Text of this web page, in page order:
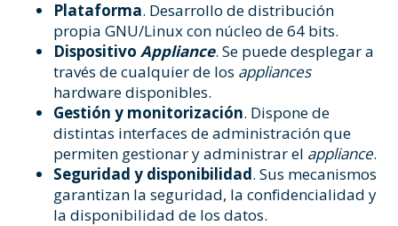
Plataforma. Desarrollo de distribución
propia GNU/Linux con núcleo de 64 bits.
Dispositivo Appliance. Se puede desplegar a
través de cualquier de los appliances
hardware disponibles.
Gestión y monitorización. Dispone de
distintas interfaces de administración que
permiten gestionar y administrar el appliance.
Seguridad y disponibilidad. Sus mecanismos
garantizan la seguridad, la confidencialidad y
la disponibilidad de los datos.